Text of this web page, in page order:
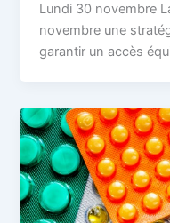
Lundi 30 novembre
novembre une
garantir un accès